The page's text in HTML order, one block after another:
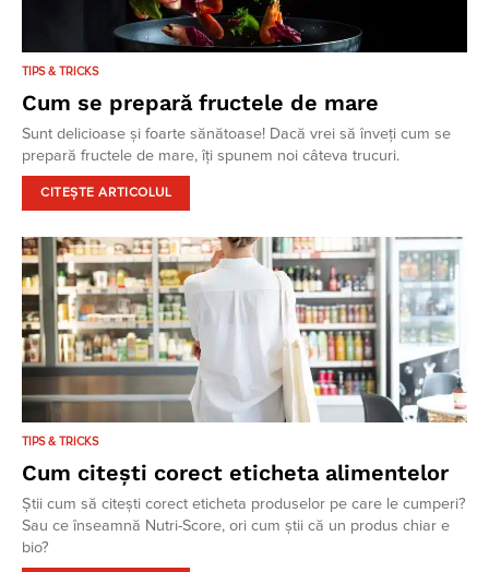
TIPS & TRICKS
Cum se prepară fructele de mare
Sunt delicioase și foarte sănătoase! Dacă vrei să înveți cum se
prepară fructele de mare, îți spunem noi câteva trucuri.
CITEȘTE ARTICOLUL
TIPS & TRICKS
Cum citești corect eticheta alimentelor
Știi cum să citești corect eticheta produselor pe care le cumperi?
Sau ce înseamnă Nutri-Score, ori cum știi că un produs chiar e
bio?